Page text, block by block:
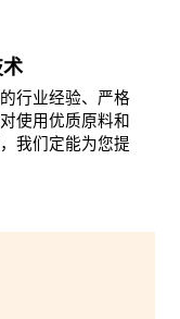
行业经验、严格
使用优质原料和
我们定能为您提